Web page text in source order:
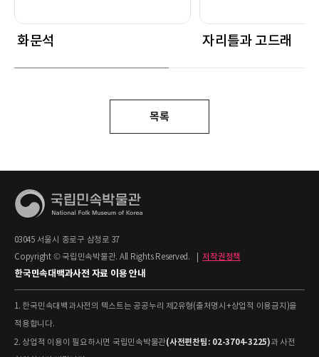
화문석 자리틀과 고드래
목록
03045 서울시 종로구 삼청로 37
Copyright © 국립민속박물관. All Rights Reserved.
저작권정책
한국민속대백과사전 자료 이용 안내
1. 한국민속대백과사전의 텍스트는 공공누리 제2유형(출처명시+상업적 이용금지)을
적용합니다.
2. 상업적 이용이 필요하시면 국립민속박물관(사전편찬팀: 02-3704-3225)과 사전